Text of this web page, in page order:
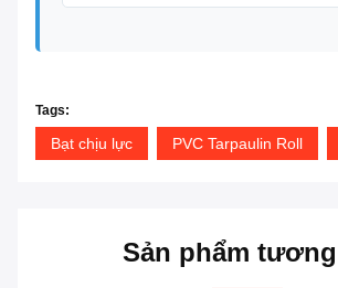
Tags:
Bạt chịu lực PVC Tarpaulin Roll
Sản phẩm